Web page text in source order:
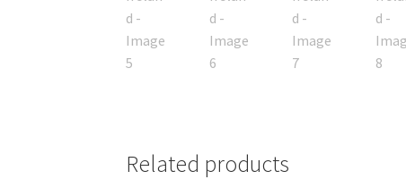
Related products